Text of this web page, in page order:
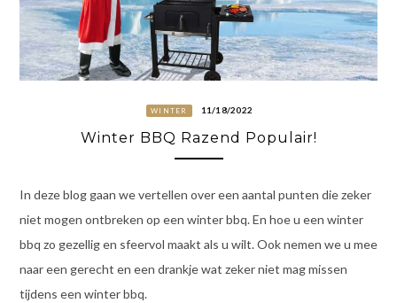
WINTER 11/18/2022
Winter BBQ Razend Populair!
In deze blog gaan we vertellen over een aantal punten die zeker
niet mogen ontbreken op een winter bbq. En hoe u een winter
bbq zo gezellig en sfeervol maakt als u wilt. Ook nemen we u mee
naar een gerecht en een drankje wat zeker niet mag missen
tijdens een winter bbq.